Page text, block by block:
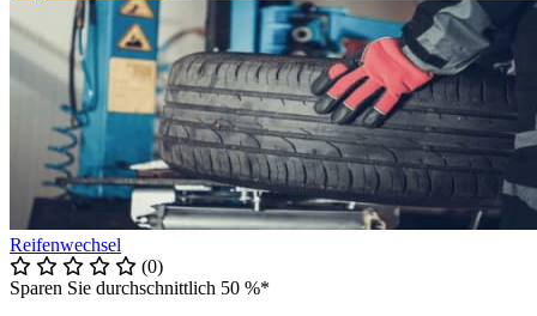
Reifenwechsel
(0)
Sparen Sie durchschnittlich 50 %*